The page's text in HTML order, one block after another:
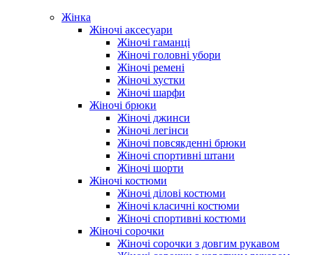
Жінка
Жіночі аксесуари
Жіночі гаманці
Жіночі головні убори
Жіночі ремені
Жіночі хустки
Жіночі шарфи
Жіночі брюки
Жіночі джинси
Жіночі легінси
Жіночі повсякденні брюки
Жіночі спортивні штани
Жіночі шорти
Жіночі костюми
Жіночі ділові костюми
Жіночі класичні костюми
Жіночі спортивні костюми
Жіночі сорочки
Жіночі сорочки з довгим рукавом